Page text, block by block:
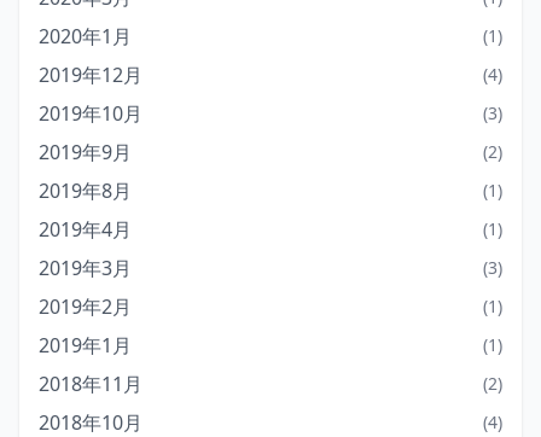
2020年1月 (1)
2019年12月 (4)
2019年10月 (3)
2019年9月 (2)
2019年8月 (1)
2019年4月 (1)
2019年3月 (3)
2019年2月 (1)
2019年1月 (1)
2018年11月 (2)
2018年10月 (4)